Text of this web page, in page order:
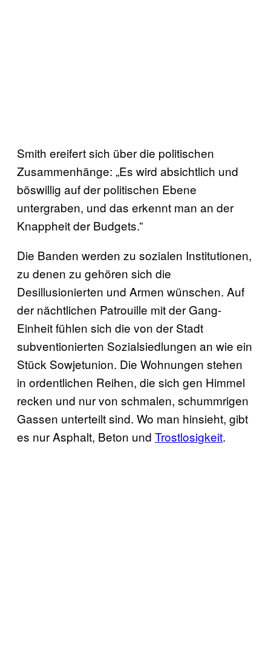
Smith ereifert sich über die politischen
Zusammenhänge: „Es wird absichtlich und
böswillig auf der politischen Ebene
untergraben, und das erkennt man an der
Knappheit der Budgets.”
Die Banden werden zu sozialen Institutionen,
zu denen zu gehören sich die
Desillusionierten und Armen wünschen. Auf
der nächtlichen Patrouille mit der Gang-
Einheit fühlen sich die von der Stadt
subventionierten Sozialsiedlungen an wie ein
Stück Sowjetunion. Die Wohnungen stehen
in ordentlichen Reihen, die sich gen Himmel
recken und nur von schmalen, schummrigen
Gassen unterteilt sind. Wo man hinsieht, gibt
es nur Asphalt, Beton und Trostlosigkeit.